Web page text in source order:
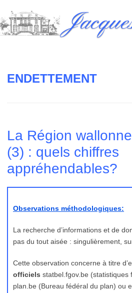
to
content
ENDETTEMENT
La Région
(3) : quels chiffres
appréhendables?
Observations méthodologiques:
La recherche d’informations et de
pas du tout aisée : singulièrement,
Cette observation concerne à titre
officiels statbel.fgov.be (statistiques
plan.be (Bureau fédéral du plan) ou